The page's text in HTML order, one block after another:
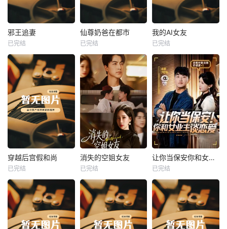
热播
邪王追妻
未知
邪王追妻
已完结
热播
未知
仙尊奶爸在都市
已完结
热播
我的AI女友
未知
我的AI女友
已完结
热播
未知
穿越后宫假和尚
已完结
热播
未知
消失的空姐女友
已完结
热播
未知
让你当保安你和女业主谈恋爱
已完结